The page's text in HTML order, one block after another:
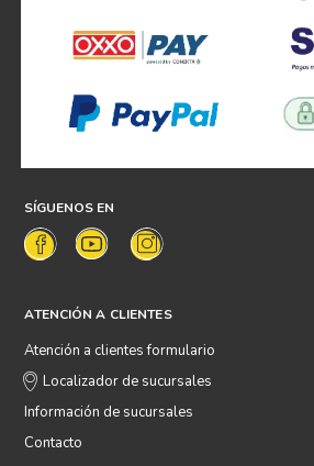
SÍGUENOS EN
ATENCIÓN A CLIENTES
Atención a clientes formulario
Localizador de sucursales
Información de sucursales
Contacto